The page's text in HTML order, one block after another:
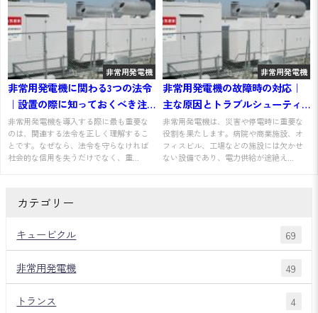
非常用発電機
非常用発電機に関わる3つの法令
｜設置の際に知っておくべき注
意点を解説
非常用発電機を導入する際に最も重要な
のは、関連する法令を正しく理解するこ
とです。なぜなら、法令を守らなければ
社会的な信用を失うだけでなく、重...
非常用発電機
非常用発電機の故障時の対応｜
主な原因とトラブルシューティ
ング方法
非常用発電機は、災害や停電時に重要な
役割を果たします。病院や商業施設、オ
フィスビル、工場などの施設には欠かせ
ない設備であり、電力供給が途絶え...
カテゴリー
キュービクル 69
非常用発電機 49
トランス 4